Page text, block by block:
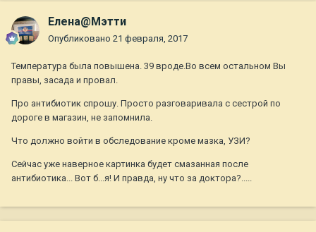
столкнуться с онгкологией (ттт). Я правильно мыслю или
пока можно понаблюдать?
Елена@Мэтти
Опубликовано 21 февраля, 2017
Температура была повышена. 39 вроде.Во всем остальном Вы
правы, засада и провал.
Про антибиотик спрошу. Просто разговаривала с сестрой по
дороге в магазин, не запомнила.
Что должно войти в обследование кроме мазка, УЗИ?
Сейчас уже наверное картинка будет смазанная после
антибиотика... Вот б...я! И правда, ну что за доктора?.....